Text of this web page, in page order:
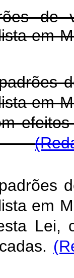
de
em
em
em
Lei,